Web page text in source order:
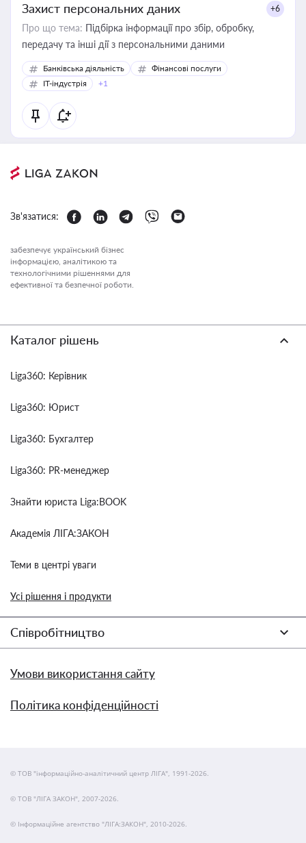
Захист персональних даних +6
Про що тема: Підбірка інформації про збір, обробку,
передачу та інші дії з персональними даними
Банківська діяльність
Фінансові послуги
IT-індустрія
+1
Зв'язатися:
забезпечує український бізнес
інформацією, аналітикою та
технологічними рішеннями для
ефективної та безпечної роботи.
Каталог рішень
Liga360: Керівник
Liga360: Юрист
Liga360: Бухгалтер
Liga360: PR-менеджер
Знайти юриста Liga:BOOK
Академія ЛІГА:ЗАКОН
Теми в центрі уваги
Усі рішення і продукти
Співробітництво
Умови використання сайту
Політика конфіденційності
© ТОВ "інформаційно-аналітичний центр ЛІГА", 1991-2026.
© ТОВ "ЛІГА ЗАКОН", 2007-2026.
© Інформаційне агентство "ЛІГА:ЗАКОН", 2010-2026.